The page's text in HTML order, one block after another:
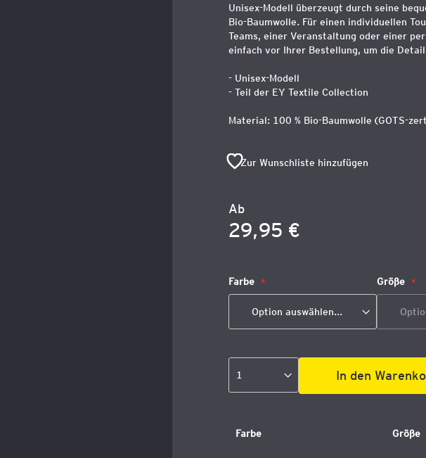
Unisex-Modell überzeugt durch seine
Bio-Baumwolle. Für einen individuellen
Teams, einer Veranstaltung oder einer
einfach vor Ihrer Bestellung, um die
- Unisex-Modell
- Teil der EY Textile Collection
Material: 100 % Bio-Baumwolle (GOTS-
Zur Wunschliste hinzufügen
Ab
29,95 €
Farbe Größe
In den
Farbe Größe